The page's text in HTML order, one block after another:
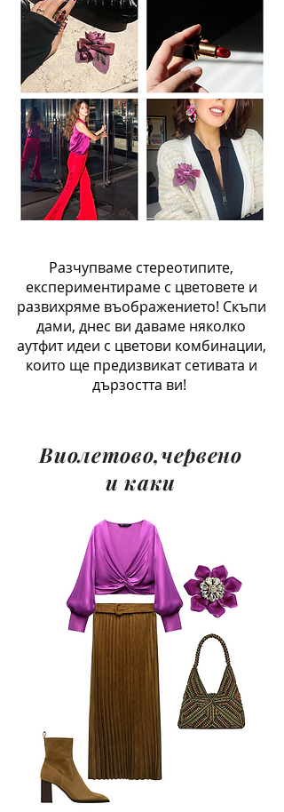
Разчупваме стереотипите,
експериментираме с цветовете и
развихряме въображението! Скъпи
дами, днес ви даваме няколко
аутфит идеи с цветови комбинации,
които ще предизвикат сетивата и
дързостта ви!
Виолетово,червено
и каки